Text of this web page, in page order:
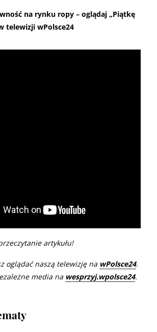
na rynku ropy – oglądaj „Piątkę
telewizji wPolsce24
artykułu!
oglądać naszą telewizję na wPolsce24.
media na wesprzyj.wpolsce24.